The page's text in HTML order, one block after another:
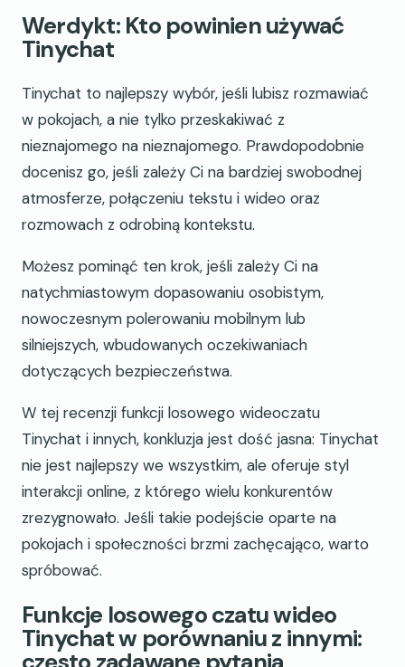
Werdykt: Kto powinien używać
Tinychat
Tinychat to najlepszy wybór, jeśli lubisz rozmawiać
w pokojach, a nie tylko przeskakiwać z
nieznajomego na nieznajomego. Prawdopodobnie
docenisz go, jeśli zależy Ci na bardziej swobodnej
atmosferze, połączeniu tekstu i wideo oraz
rozmowach z odrobiną kontekstu.
Możesz pominąć ten krok, jeśli zależy Ci na
natychmiastowym dopasowaniu osobistym,
nowoczesnym polerowaniu mobilnym lub
silniejszych, wbudowanych oczekiwaniach
dotyczących bezpieczeństwa.
W tej recenzji funkcji losowego wideoczatu
Tinychat i innych, konkluzja jest dość jasna: Tinychat
nie jest najlepszy we wszystkim, ale oferuje styl
interakcji online, z którego wielu konkurentów
zrezygnowało. Jeśli takie podejście oparte na
pokojach i społeczności brzmi zachęcająco, warto
spróbować.
Funkcje losowego czatu wideo
Tinychat w porównaniu z innymi: